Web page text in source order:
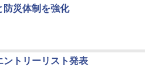
防災体制を強化
ントリーリスト発表